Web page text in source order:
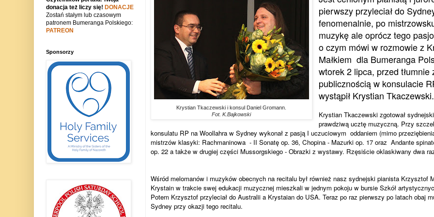
Krystian Tkaczewski i konsul Daniel Gromann.
Fot. K.Bajkowski
pierwszy przyleciał do
fenomenalnie, po
muzykę ale oprócz tego
o czym mówi w rozmowie z
Małkiem dla Bumeranga
wtorek 2 lipca, przed tłumnie
publicznością w konsulacie
wystąpił Krystian Tkaczewski.
Krystian Tkaczewski zgotował
prawdziwą ucztę muzyczną. Przy
konsulatu RP na Woollahra w Sydney wykonał z pasją I uczuciowym oddaniem (mimo
mistrzów klasyki: Rachmaninowa - II Sonatę op. 36, Chopina - Mazurki op. 17 oraz Andante
op. 22 a także w drugiej części Mussorgskiego - Obrazki z wystawy. Rzęsiście oklaskiwany dwa
Wśród melomanów i muzyków obecnych na recitalu był również nasz sydnejski pianista Krzysztof
Krystain w trakcie swej edukacji muzycznej mieszkali w jednym pokoju w bursie Szkół
Potem Krzysztof przyleciał do Australii a Krystaian do USA. Teraz po raz pierwszy po latach obaj
Sydney przy okazji tego recitalu.
donacja też liczy się! DONACJE
Zostań stałym lub czasowym
patronem Bumeranga Polskiego:
PATREON
Sponsorzy